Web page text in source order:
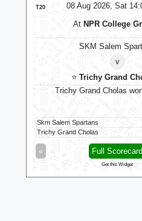
08 Aug 2026, Sat
T20
At NPR College
SKM Salem
v
⭐Trichy Grand
Trichy Grand Cholas
Skm Salem Spartans
Trichy Grand Cholas
« Full Scorecard
Get this Widget